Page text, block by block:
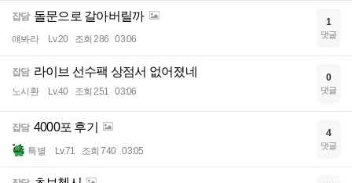
잡담 돌문으로 갈아버릴까
얘봐라 Lv.20 조회 286 03:06
1
댓글
잡담 라이브 선수팩 상점서 없어졌네
노시환 Lv.40 조회 251 03:06
0
댓글
잡담 4000포 후기
특별 Lv.71 조회 740 03:05
4
댓글